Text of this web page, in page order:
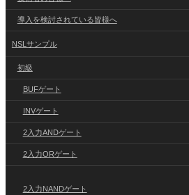
導入を検討されている皆様へ
NSLサンプル
初級
BUFゲート
INVゲート
2入力ANDゲート
2入力ORゲート
2入力NANDゲート